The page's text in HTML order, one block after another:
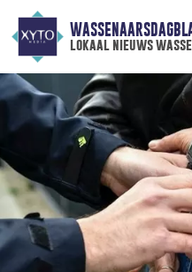
lokaal nieuws